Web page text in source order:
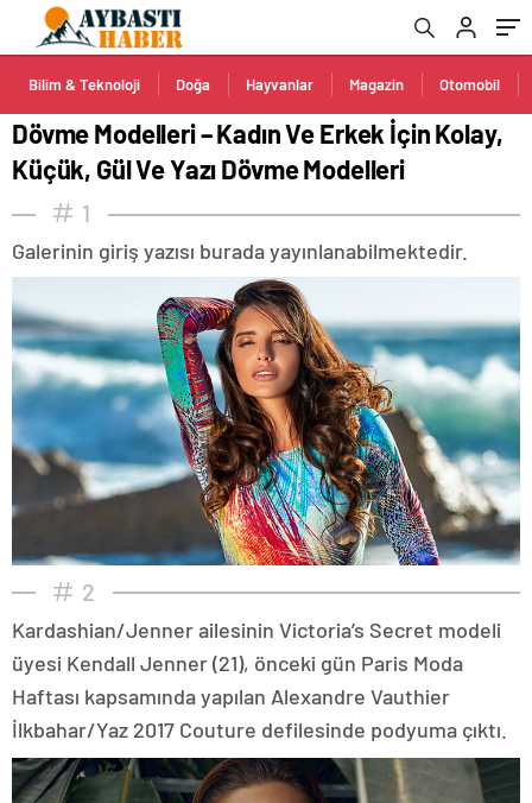
Bilim & Teknoloji Doğa Hayvanlar Magazin Otomobil
Dövme Modelleri – Kadın Ve Erkek İçin Kolay,
Küçük, Gül Ve Yazı Dövme Modelleri
1
Galerinin giriş yazısı burada yayınlanabilmektedir.
2
Kardashian/Jenner ailesinin Victoria’s Secret modeli
üyesi Kendall Jenner (21), önceki gün Paris Moda
Haftası kapsamında yapılan Alexandre Vauthier
İlkbahar/Yaz 2017 Couture defilesinde podyuma çıktı.